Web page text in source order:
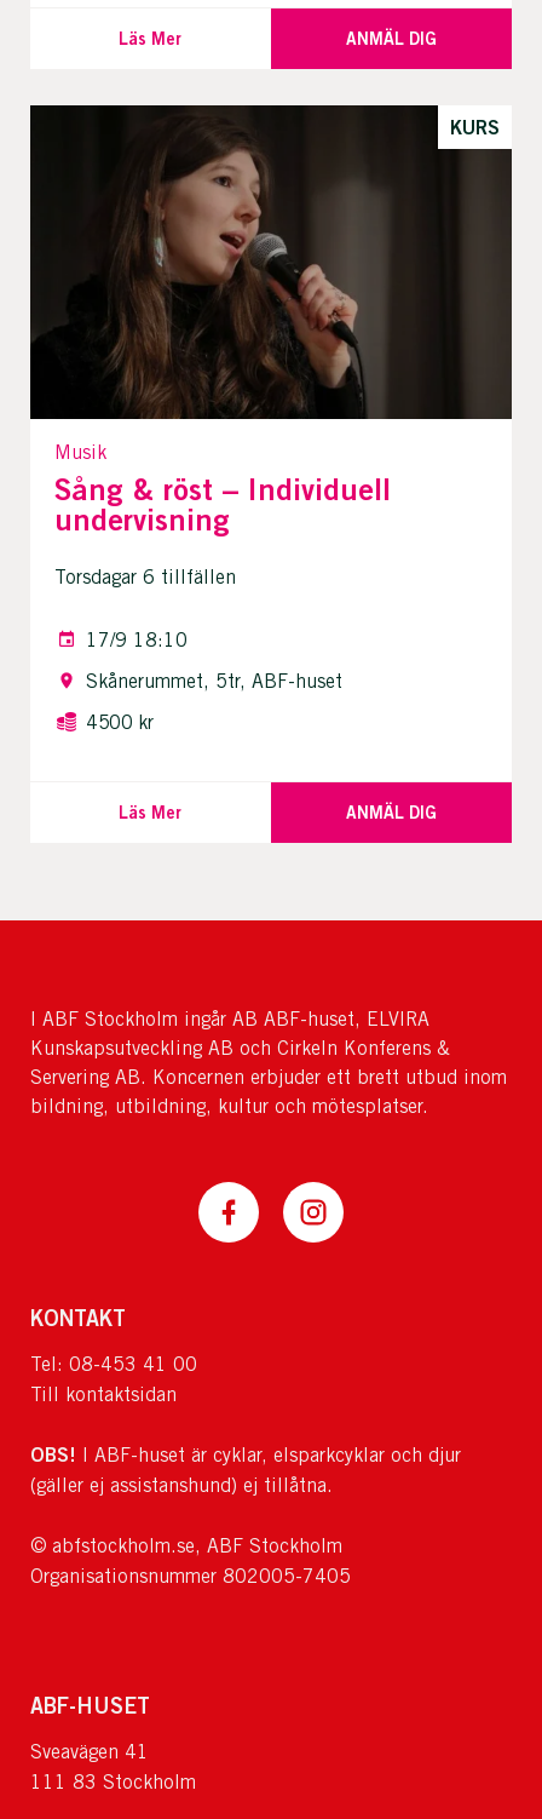
Läs Mer ANMÄL DIG
KURS
Musik
Sång & röst – Individuell
undervisning
Torsdagar 6 tillfällen
17/9 18:10
Skånerummet, 5tr, ABF-huset
4500 kr
Läs Mer ANMÄL DIG
I ABF Stockholm ingår AB ABF-huset, ELVIRA
Kunskapsutveckling AB och Cirkeln Konferens &
Servering AB. Koncernen erbjuder ett brett utbud inom
bildning, utbildning, kultur och mötesplatser.
KONTAKT
Tel: 08-453 41 00
Till kontaktsidan
OBS! I ABF-huset är cyklar, elsparkcyklar och djur
(gäller ej assistanshund) ej tillåtna.
© abfstockholm.se, ABF Stockholm
Organisationsnummer 802005-7405
ABF-HUSET
Sveavägen 41
111 83 Stockholm